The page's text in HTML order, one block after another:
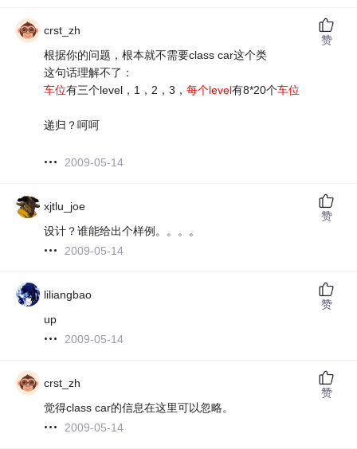
crst_zh
根据你的问题，根本就不需要class car这个类
这句话理解不了：
车位有三个level，1，2，3，每个level有8*20个车位
递归？呵呵
2009-05-14
赞
xjtlu_joe
设计？谁能给出个样例。。。。
2009-05-14
赞
liliangbao
up
2009-05-14
赞
crst_zh
觉得class car的信息在这里可以忽略。
2009-05-14
赞